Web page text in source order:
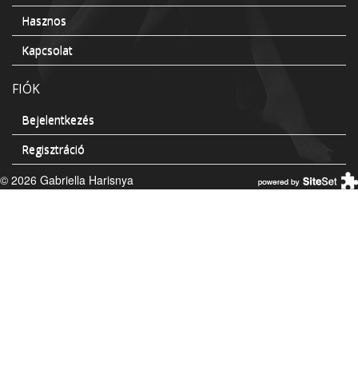
Hasznos
Kapcsolat
FIÓK
Bejelentkezés
Regisztráció
© 2026 Gabriella Harisnya